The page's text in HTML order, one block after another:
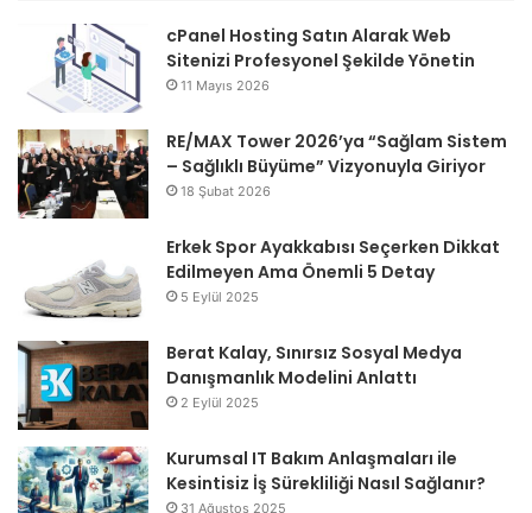
cPanel Hosting Satın Alarak Web
Sitenizi Profesyonel Şekilde Yönetin
11 Mayıs 2026
RE/MAX Tower 2026’ya “Sağlam Sistem
– Sağlıklı Büyüme” Vizyonuyla Giriyor
18 Şubat 2026
Erkek Spor Ayakkabısı Seçerken Dikkat
Edilmeyen Ama Önemli 5 Detay
5 Eylül 2025
Berat Kalay, Sınırsız Sosyal Medya
Danışmanlık Modelini Anlattı
2 Eylül 2025
Kurumsal IT Bakım Anlaşmaları ile
Kesintisiz İş Sürekliliği Nasıl Sağlanır?
31 Ağustos 2025